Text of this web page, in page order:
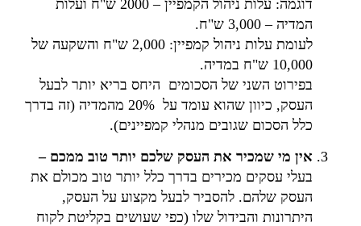
דוגמה: עלות ניהול הקמפיין – 2000 ש"ח ועלות
המדיה – 3,000 ש"ח.
לעומת עלות ניהול קמפיין: 2,000 ש"ח והשקעה של
10,000 ש"ח במדיה.
בפירוט השני של הסכומים היחס בריא יותר לבעל
העסק, כיוון שהוא עומד על 20% מהמדיה (זה בדרך
כלל הסכום שגובים מנהלי קמפיינים).
אין מי שמכיר את העסק שלכם יותר טוב ממכם –
בעלי עסקים מכירים בדרך כלל יותר טוב מכולם את
העסק שלהם. להסביר לבעל מקצוע על העסק,
היתרונות והבידול שלו (כפי שעושים בקליטת לקוח